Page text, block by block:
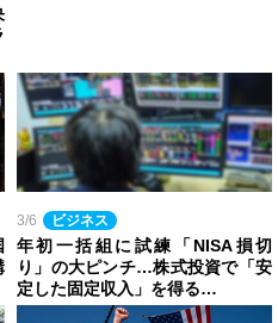
3/6 ビジネス
年初一括組に試練「NISA損切
り」の大ピンチ…株式投資で「安
定した固定収入」を得る…